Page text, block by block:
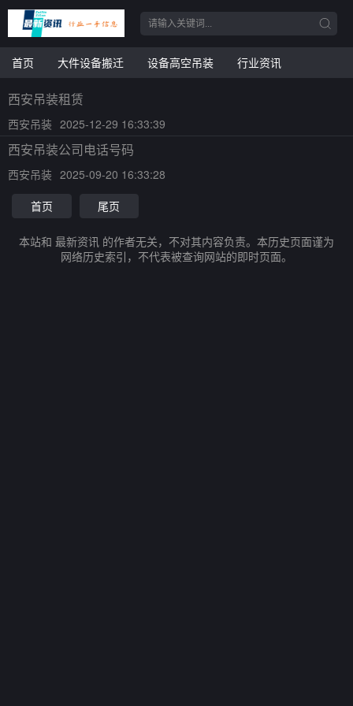
首页 大件设备搬迁 设备高空吊装 行业资讯
西安吊装租赁
西安吊装 2025-12-29 16:33:39
西安吊装公司电话号码
西安吊装 2025-09-20 16:33:28
首页
尾页
本站和 最新资讯 的作者无关，不对其内容负责。本历史页面谨为
网络历史索引，不代表被查询网站的即时页面。